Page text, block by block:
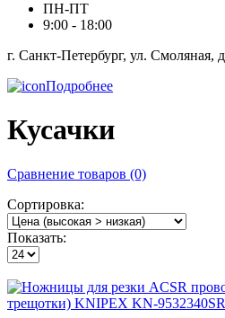
ПН-ПТ
9:00 - 18:00
г. Санкт-Петербург, ул. Смоляная,
Подробнее
Кусачки
Сравнение товаров (0)
Сортировка:
Показать: